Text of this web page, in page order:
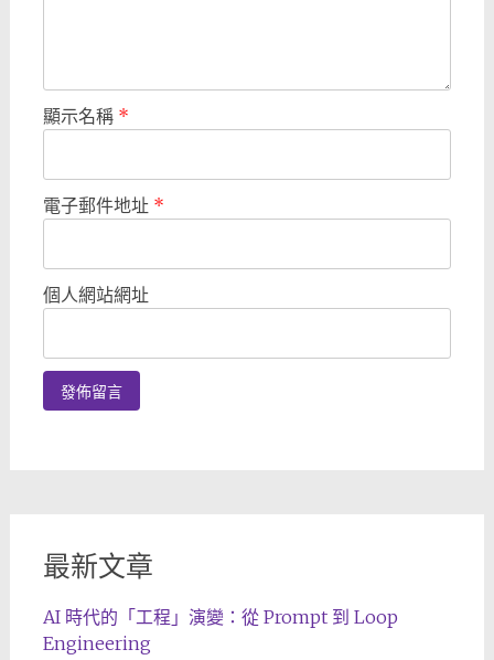
顯示名稱 *
電子郵件地址 *
個人網站網址
最新文章
AI 時代的「工程」演變：從 Prompt 到 Loop
Engineering